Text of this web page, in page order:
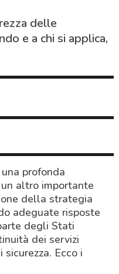
delle
e a chi si applica,
profonda
altro importante
della strategia
adeguate risposte
degli Stati
dei servizi
Ecco i